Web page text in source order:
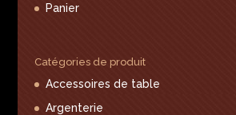
Panier
Catégories de produit
Accessoires de table
Argenterie